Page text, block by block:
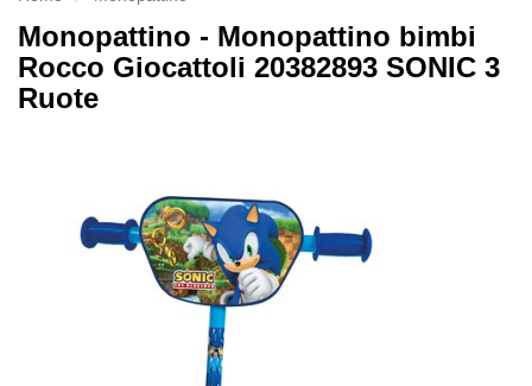
Monopattino - Monopattino bimbi
Rocco Giocattoli 20382893 SONIC 3
Ruote